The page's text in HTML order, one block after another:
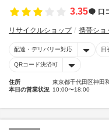
3.35
口
リサイクルショップ 携帯ショ
配達・デリバリー対応 日
QRコード決済可
住所
東京都千代田区神田
本日の営業状況 10:00〜18:00